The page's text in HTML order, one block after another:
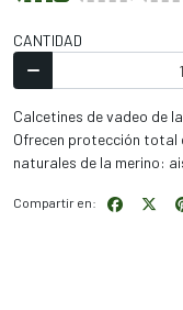
CANTIDAD
Calcetines de vadeo de
Ofrecen protección total
naturales de la merino:
Compartir en: